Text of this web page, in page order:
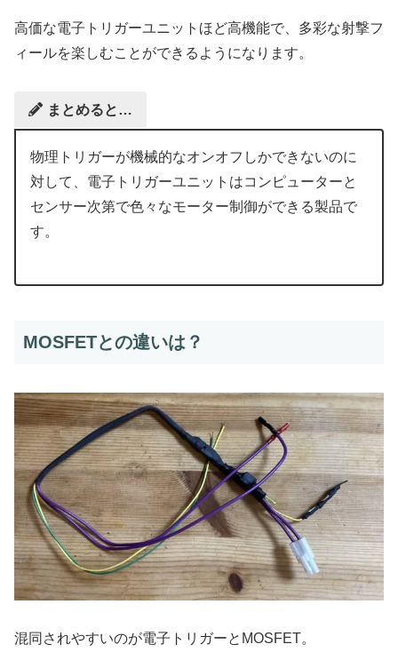
高価な電子トリガーユニットほど高機能で、多彩な射撃フ
ィールを楽しむことができるようになります。
まとめると…
物理トリガーが機械的なオンオフしかできないのに
対して、電子トリガーユニットはコンピューターと
センサー次第で色々なモーター制御ができる製品で
す。
MOSFETとの違いは？
混同されやすいのが電子トリガーとMOSFET。